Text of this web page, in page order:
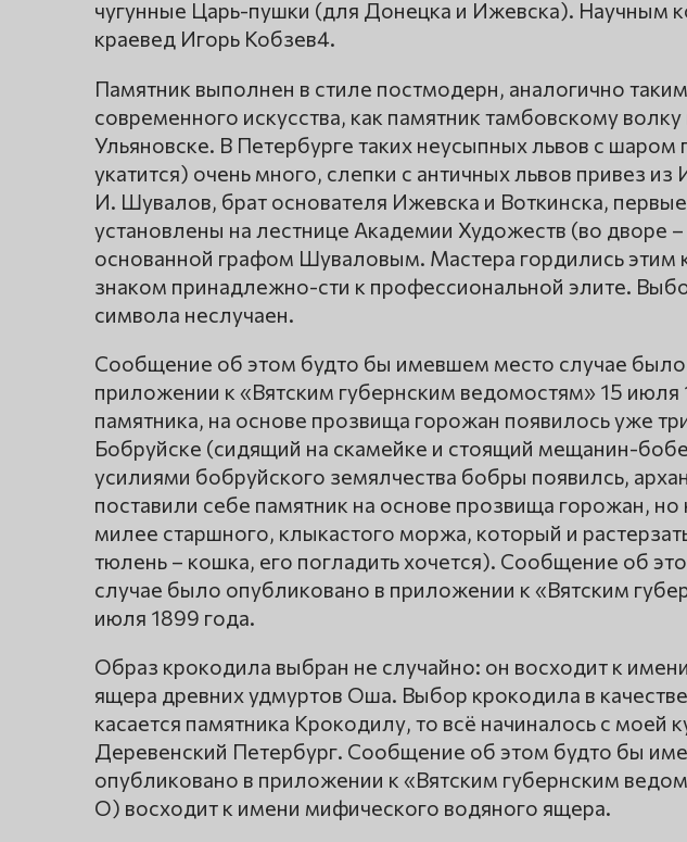
чугунные Царь-пушки (для Донецка и Ижевска). Научным
краевед Игорь Кобзев4.
Памятник выполнен в стиле постмодерн, аналогично
современного искусства, как памятник тамбовскому
Ульяновске. В Петербурге таких неусыпных львов с
укатится) очень много, слепки с античных львов привез
И. Шувалов, брат основателя Ижевска и Воткинска,
установлены на лестнице Академии Художеств (во дворе
основанной графом Шуваловым. Мастера гордились этим
знаком принадлежно-сти к профессиональной элите.
символа неслучаен.
Сообщение об этом будто бы имевшем место случае
приложении к «Вятским губернским ведомостям» 15 июля
памятника, на основе прозвища горожан появилось уже
Бобруйске (сидящий на скамейке и стоящий мещанин-
усилиями бобруйского земялчества бобры появилсь,
поставили себе памятник на основе прозвища горожан,
милее старшного, клыкастого моржа, который и
тюлень – кошка, его погладить хочется). Сообщение об
случае было опубликовано в приложении к «Вятским
июля 1899 года.
Образ крокодила выбран не случайно: он восходит к
ящера древних удмуртов Оша. Выбор крокодила в
касается памятника Крокодилу, то всё начиналось с моей
Деревенский Петербург. Сообщение об этом будто бы
опубликовано в приложении к «Вятским губернским
О) восходит к имени мифического водяного ящера.